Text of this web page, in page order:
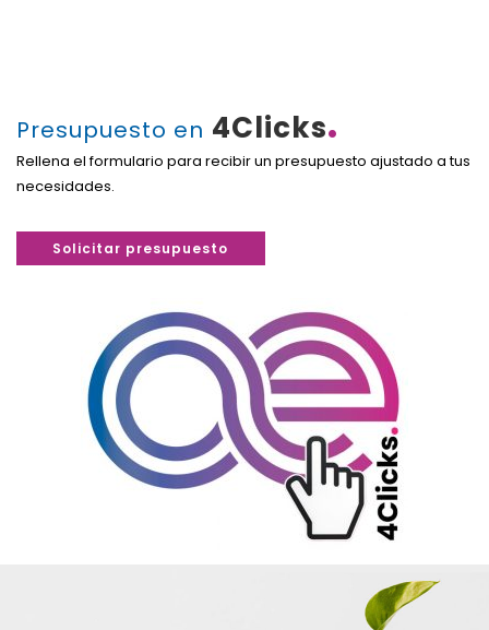
Presupuesto en 4Clicks.
Rellena el formulario para recibir un presupuesto ajustado a tus
necesidades.
Solicitar presupuesto